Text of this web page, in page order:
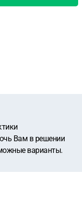
Вам в решении
варианты.